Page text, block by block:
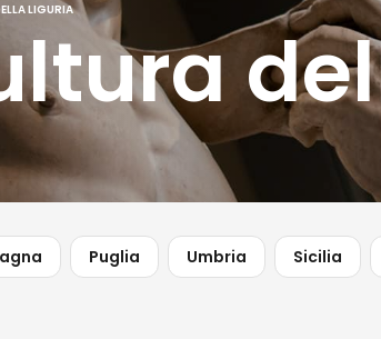
LIGURIA
Puglia Umbria Sicilia